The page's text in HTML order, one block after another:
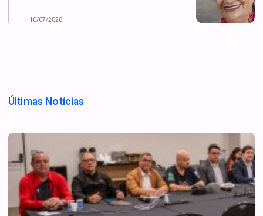
10/07/2026
Últimas Notícias